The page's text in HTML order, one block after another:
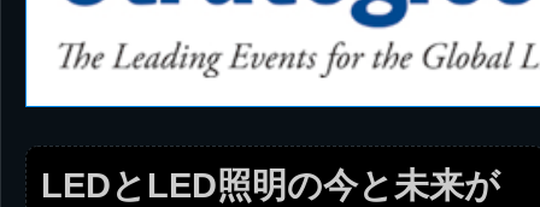
LEDとLED照明の今と未来が